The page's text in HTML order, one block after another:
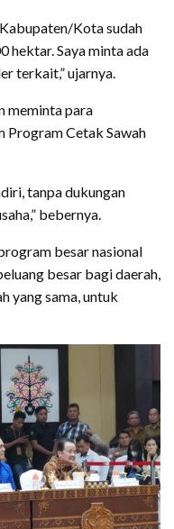
Kota sudah
hektar. Saya minta ada
terkait,” ujarnya.
meminta para
Program Cetak Sawah
tanpa dukungan
bebernya.
besar nasional
besar bagi daerah,
yang sama, untuk